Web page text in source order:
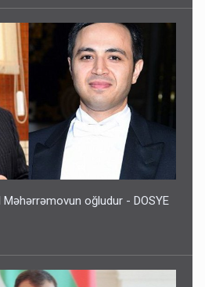
Məhərrəmovun oğludur - DOSYE